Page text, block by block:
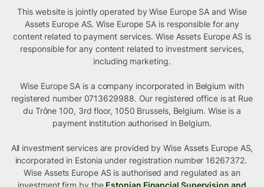
This website is jointly operated by Wise Europe SA and Wise
Assets Europe AS. Wise Europe SA is responsible for any
content related to payment services. Wise Assets Europe AS is
responsible for any content related to investment services,
including marketing.
Wise Europe SA is a company incorporated in Belgium with
registered number 0713629988. Our registered office is at Rue
du Trône 100, 3rd floor, 1050 Brussels, Belgium. Wise is a
payment institution authorised in Belgium.
All investment services are provided by Wise Assets Europe AS,
incorporated in Estonia under registration number 16267372.
Wise Assets Europe AS is authorised and regulated as an
investment firm by the Estonian Financial Supervision and